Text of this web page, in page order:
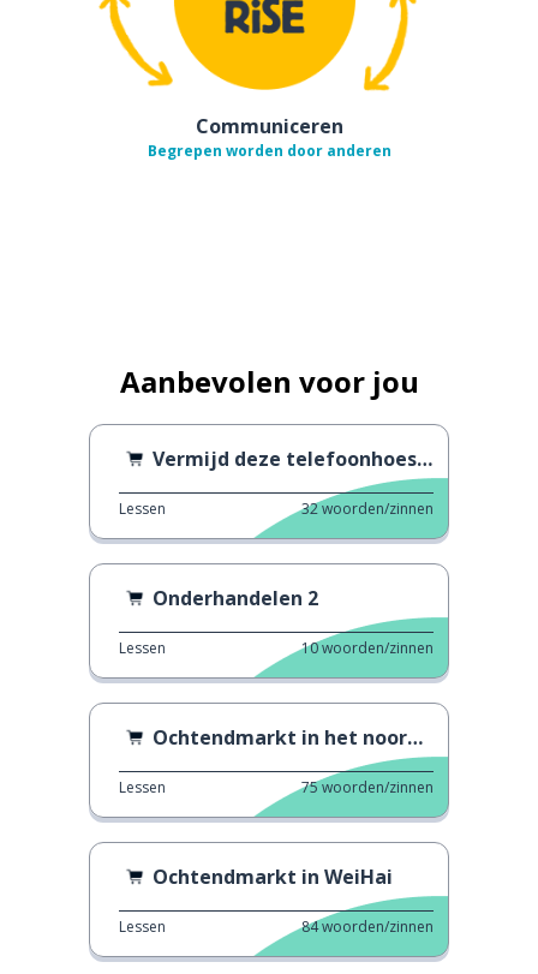
Communiceren
Begrepen worden door anderen
Aanbevolen voor jou
Vermijd deze telefoonhoesjes
Lessen 32woorden/zinnen
Onderhandelen 2
Lessen 10woorden/zinnen
Ochtendmarkt in het noordoosten
Lessen 75woorden/zinnen
Ochtendmarkt in WeiHai
Lessen 84woorden/zinnen